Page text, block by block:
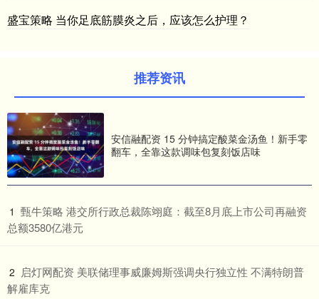
盛宝策略 当你足底筋膜炎之后，应该怎么护理？
推荐资讯
安信融配资 15 分钟搞定酸菜金汤鱼！新手零
翻车，全靠这款调味包复刻饭店味
1 ​甄牛策略 港交所行政总裁陈翊庭：截至8月底上市公司再融资
总额3580亿港元
2 ​启灯网配资 美联储理事威廉姆斯强调央行独立性 不满特朗普
解雇库克